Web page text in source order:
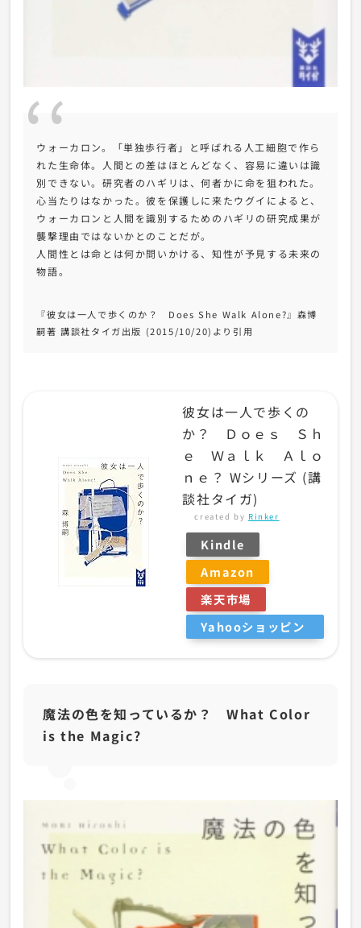
ウォーカロン。「単独歩行者」と呼ばれる人工細胞で作ら
れた生命体。人間との差はほとんどなく、容易に違いは識
別できない。研究者のハギリは、何者かに命を狙われた。
心当たりはなかった。彼を保護しに来たウグイによると、
ウォーカロンと人間を識別するためのハギリの研究成果が
襲撃理由ではないかとのことだが。
人間性とは命とは何か問いかける、知性が予見する未来の
物語。
『彼女は一人で歩くのか？ Does She Walk Alone?』森博
嗣著 講談社タイガ出版 (2015/10/20)より引用
彼女は一人で歩くの
か？ Ｄｏｅｓ Ｓｈ
ｅ Ｗａｌｋ Ａｌｏ
ｎｅ？ Wシリーズ (講
談社タイガ)
created by Rinker
Kindle
Amazon
楽天市場
Yahooショッピン
魔法の色を知っているか？ What Color
is the Magic?